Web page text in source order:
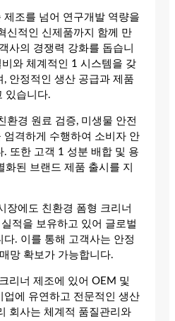
조를 넘어 연구개발 역량을
신적인 신제품까지 함께 만
사의 경쟁력 강화를 돕습니
와 체계적인 1 시스템을 갖
안정적인 생산 공급과 제품
있습니다.
환경 원료 검증, 미생물 안전
엄격하게 수행하여 소비자 안
. 또한 고객 1 성분 배합 및 용
된 브랜드 제품 출시를 지
장에도 친환경 폼형 크리너
적을 보유하고 있어 글로벌
. 이를 통해 고객사는 안정
망 확보가 가능합니다.
리너 제조에 있어 OEM 및
에 유연하고 전문적인 생산
회사는 체계적 품질관리와